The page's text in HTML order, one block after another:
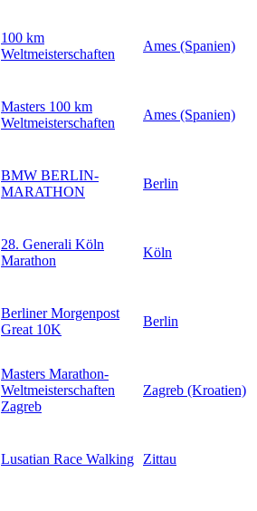
100 km
Weltmeisterschaften
Ames (Spanien)
Masters 100 km
Weltmeisterschaften
Ames (Spanien)
BMW BERLIN-
MARATHON
Berlin
28. Generali Köln
Marathon
Köln
Berliner Morgenpost
Great 10K
Berlin
Masters Marathon-
Weltmeisterschaften
Zagreb
Zagreb (Kroatien)
Lusatian Race Walking Zittau